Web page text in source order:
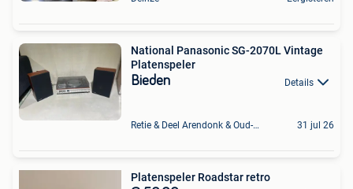
National Panasonic SG-2070L Vintage
Platenspeler
Bieden Details
Retie & Deel Arendonk & Oud-Turnhout 31 jul 26
Platenspeler Roadstar retro